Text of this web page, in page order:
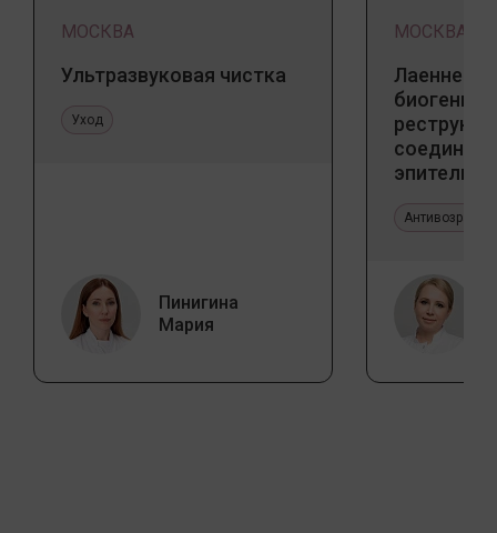
МОСКВА
Ультразвуковая чистка
Уход
Пинигина
Мария
МОСКВА
Лаеннек
биогенный